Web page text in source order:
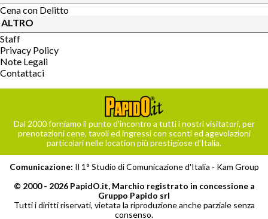
Cena con Delitto
ALTRO
Staff
Privacy Policy
Note Legali
Contattaci
Dal 2000 forniamo il punto d’incontro a tutti i nostri visitatori, per
prenotazioni cene, tavoli ed ingressi con sconti ed agevolazioni
particolari nelle location più prestigiose d’Italia.
Comunicazione: Il 1° Studio di Comunicazione d'Italia - Kam Group
© 2000 - 2026 PapidO.it, Marchio registrato in concessione a
Gruppo Papido srl
Tutti i diritti riservati, vietata la riproduzione anche parziale senza
consenso.